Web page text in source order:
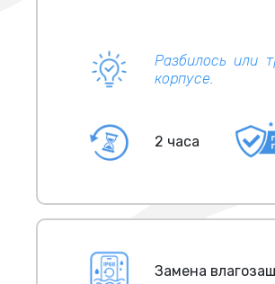
Разбилось или
корпусе.
2 часа
Замена